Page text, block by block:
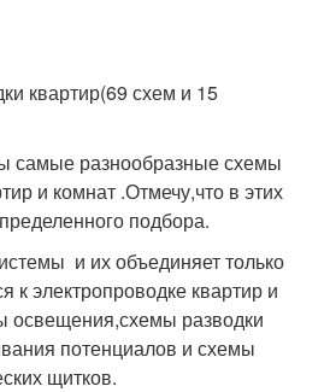
квартир(69 схем и 15
самые разнообразные схемы
и комнат .Отмечу,что в этих
подбора.
и их объединяет только
к электропроводке квартир и
освещения,схемы разводки
потенциалов и схемы
щитков.